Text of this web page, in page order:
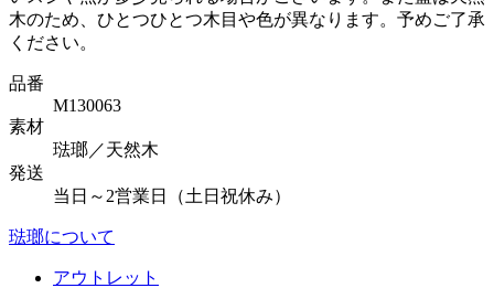
木のため、ひとつひとつ木目や色が異なります。予めご了承
ください。
品番
M130063
素材
琺瑯／天然木
発送
当日～2営業日（土日祝休み）
琺瑯について
アウトレット